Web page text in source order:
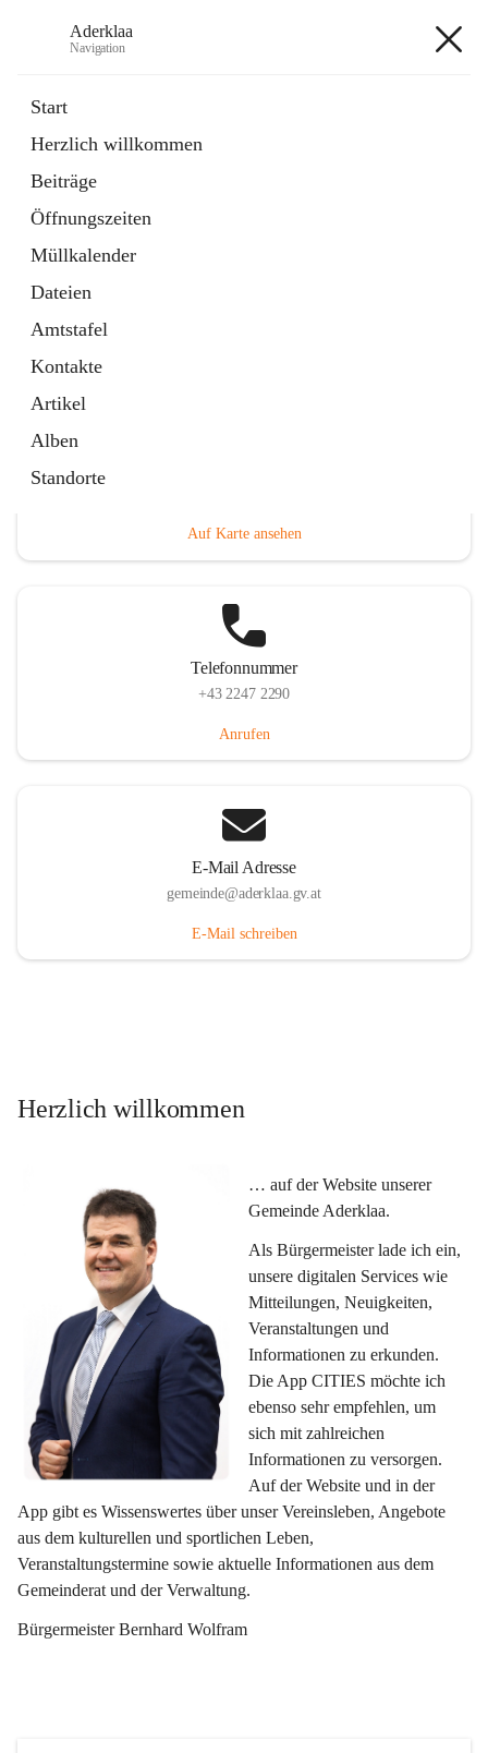
Aderklaa
Navigation
Start
Herzlich willkommen
Beiträge
Öffnungszeiten
Müllkalender
Dateien
Amtstafel
Kontakte
Artikel
Alben
Standorte
6 Schnellzugriffe
Gemeinde
3 Schnellzugriffe
Auf Karte ansehen
Telefonnummer
+43 2247 2290
Anrufen
E-Mail Adresse
gemeinde@aderklaa.gv.at
E-Mail schreiben
Herzlich willkommen
… auf der Website unserer
Gemeinde Aderklaa.
Als Bürgermeister lade ich ein,
unsere digitalen Services wie
Mitteilungen, Neuigkeiten,
Veranstaltungen und
Informationen zu erkunden.
Die App CITIES möchte ich
ebenso sehr empfehlen, um
sich mit zahlreichen
Informationen zu versorgen.
Auf der Website und in der
App gibt es Wissenswertes über unser Vereinsleben, Angebote
aus dem kulturellen und sportlichen Leben,
Veranstaltungstermine sowie aktuelle Informationen aus dem
Gemeinderat und der Verwaltung.
Bürgermeister Bernhard Wolfram